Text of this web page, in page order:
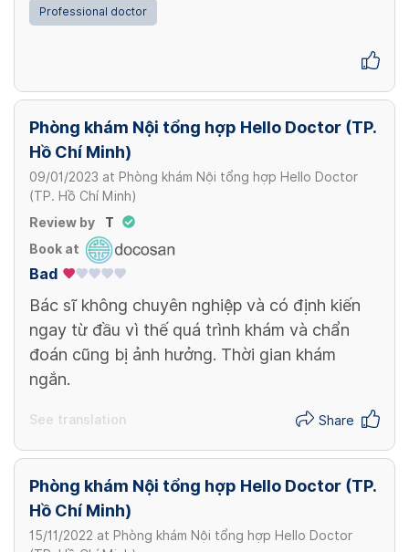
Professional doctor
Phòng khám Nội tổng hợp Hello Doctor (TP.
Hồ Chí Minh)
09/01/2023 at Phòng khám Nội tổng hợp Hello Doctor
(TP. Hồ Chí Minh)
Review by
T
Book at
Bad
Bác sĩ không chuyên nghiệp và có định kiến
ngay từ đầu vì thế quá trình khám và chẩn
đoán cũng bị ảnh hưởng. Thời gian khám
ngắn.
See translation Share
Phòng khám Nội tổng hợp Hello Doctor (TP.
Hồ Chí Minh)
15/11/2022 at Phòng khám Nội tổng hợp Hello Doctor